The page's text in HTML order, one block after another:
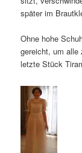
später im
Ohne hohe
gereicht, um alle
letzte Stück